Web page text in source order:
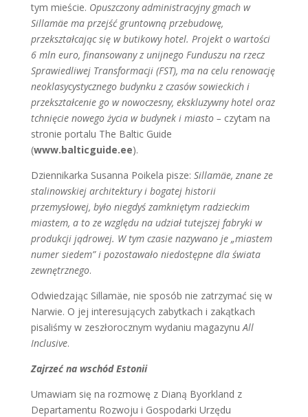
tym mieście. Opuszczony administracyjny gmach w
Sillamäe ma przejść gruntowną przebudowę,
przekształcając się w butikowy hotel. Projekt o wartości
6 mln euro, finansowany z unijnego Funduszu na rzecz
Sprawiedliwej Transformacji (FST), ma na celu renowację
neoklasycystycznego budynku z czasów sowieckich i
przekształcenie go w nowoczesny, ekskluzywny hotel oraz
tchnięcie nowego życia w budynek i miasto – czytam na
stronie portalu The Baltic Guide
(www.balticguide.ee).
Dziennikarka Susanna Poikela pisze: Sillamäe, znane ze
stalinowskiej architektury i bogatej historii
przemysłowej, było niegdyś zamkniętym radzieckim
miastem, a to ze względu na udział tutejszej fabryki w
produkcji jądrowej. W tym czasie nazywano je „miastem
numer siedem” i pozostawało niedostępne dla świata
zewnętrznego.
Odwiedzając Sillamäe, nie sposób nie zatrzymać się w
Narwie. O jej interesujących zabytkach i zakątkach
pisaliśmy w zeszłorocznym wydaniu magazynuAll
Inclusive.
Zajrzeć na wschód Estonii
Umawiam się na rozmowę z Dianą Byorkland z
Departamentu Rozwoju i Gospodarki Urzędu